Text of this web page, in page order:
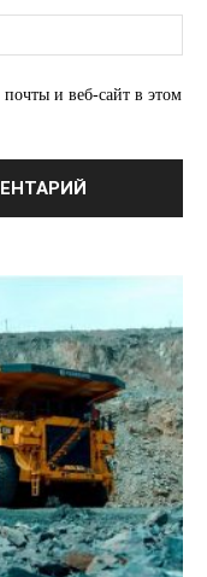
и веб-сайт в этом